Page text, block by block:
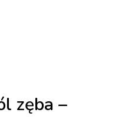
zęba –